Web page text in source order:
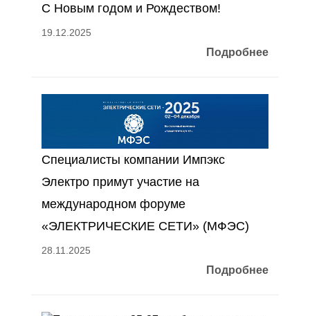
С Новым годом и Рождеством!
19.12.2025
Подробнее
Специалисты компании Импэкс
Электро примут участие на
международном форуме
«ЭЛЕКТРИЧЕСКИЕ СЕТИ» (МФЭС)
28.11.2025
Подробнее